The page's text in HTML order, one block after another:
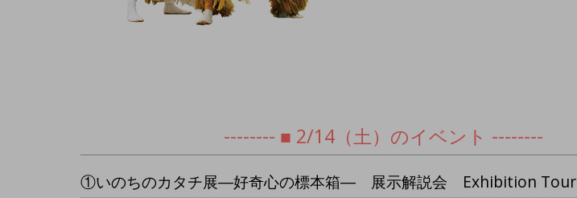
-------- ■ 2/14（土）のイベント --------
①いのちのカタチ展―好奇心の標本箱― 展示解説会 Exhibition Tour